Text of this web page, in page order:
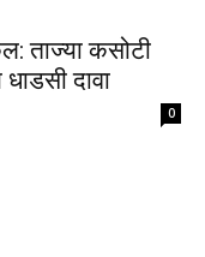
ताज्या कसोटी
दावा
0